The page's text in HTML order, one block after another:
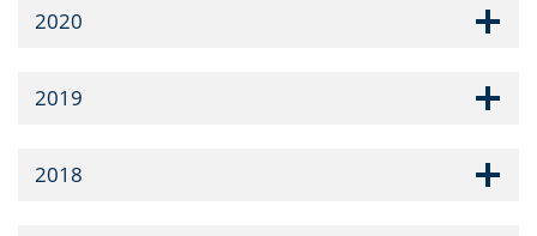
2020
2019
2018